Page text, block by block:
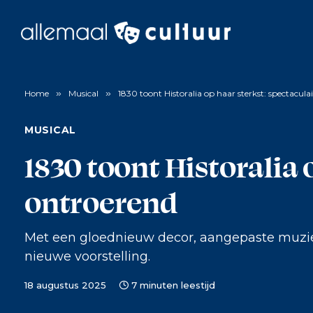
Home » Musical » 1830 toont Historalia op haar sterkst:
MUSICAL
1830 toont Historalia
ontroerend
Met een gloednieuw decor, aangepaste
nieuwe voorstelling.
18 augustus 2025 7 minuten leestijd